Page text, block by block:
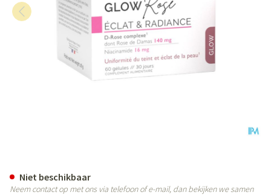
Niet beschikbaar
Neem contact op met ons via telefoon of e-mail, dan bekijken we samen